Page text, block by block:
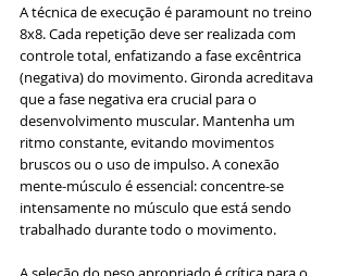
A técnica de execução é paramount no treino
8x8. Cada repetição deve ser realizada com
controle total, enfatizando a fase excêntrica
(negativa) do movimento. Gironda acreditava
que a fase negativa era crucial para o
desenvolvimento muscular. Mantenha um
ritmo constante, evitando movimentos
bruscos ou o uso de impulso. A conexão
mente-músculo é essencial: concentre-se
intensamente no músculo que está sendo
trabalhado durante todo o movimento.